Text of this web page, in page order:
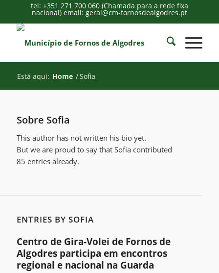
tel: +351 271 700 060 (Chamada para a rede fixa
nacional) email: geral@cm-fornosdealgodres.pt
Está aqui: Home /Sofia
Sobre Sofia
This author has not written his bio yet.
But we are proud to say that Sofiacontributed
85 entries already.
ENTRIES BY SOFIA
Centro de Gira-Volei de Fornos de
Algodres participa em encontros
regional e nacional na Guarda